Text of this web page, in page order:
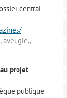
central
aveugle,,
projet
publique